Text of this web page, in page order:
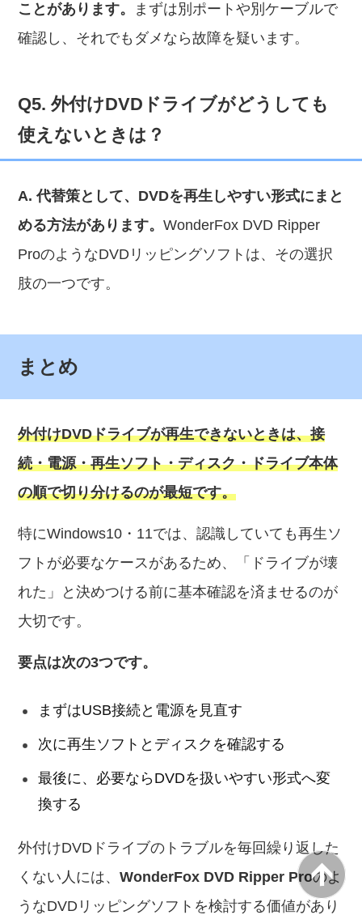
ことがあります。
まずは別ポートや別ケーブルで
確認し、それでもダメなら故障を疑います。
Q5. 外付けDVDドライブがどうしても
使えないときは？
A. 代替策として、DVDを再生しやすい形式にまと
める方法があります。WonderFox DVD Ripper
ProのようなDVDリッピングソフトは、その選択
肢の一つです。
まとめ
外付けDVDドライブが再生できないときは、接
続・電源・再生ソフト・ディスク・ドライブ本体
の順で切り分けるのが最短です。
特にWindows10・11では、認識していても再生ソ
フトが必要なケースがあるため、「ドライブが壊
れた」と決めつける前に基本確認を済ませるのが
大切です。
要点は次の3つです。
まずはUSB接続と電源を見直す
次に再生ソフトとディスクを確認する
最後に、必要ならDVDを扱いやすい形式へ変
換する
外付けDVDドライブのトラブルを毎回繰り返した
くない人には、WonderFox DVD Ripper Proのよ
うなDVDリッピングソフトを検討する価値があり